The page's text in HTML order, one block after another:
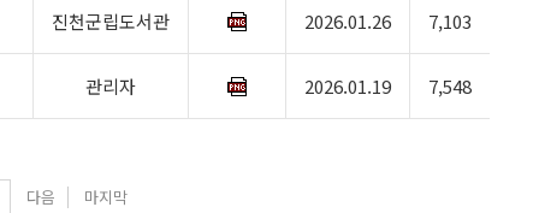
진천군립도서관 2026.01.26 7,103
관리자 2026.01.19 7,548
다음 마지막